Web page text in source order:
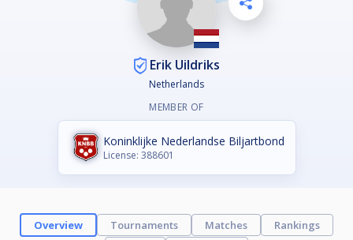
Erik Uildriks
Netherlands
MEMBER OF
Koninklijke Nederlandse Biljartbond
License: 388601
Overview Tournaments Matches
Rankings